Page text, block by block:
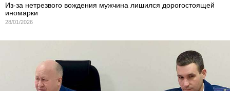
Из-за нетрезвого вождения мужчина лишился дорогостоящей
иномарки
28/01/2026